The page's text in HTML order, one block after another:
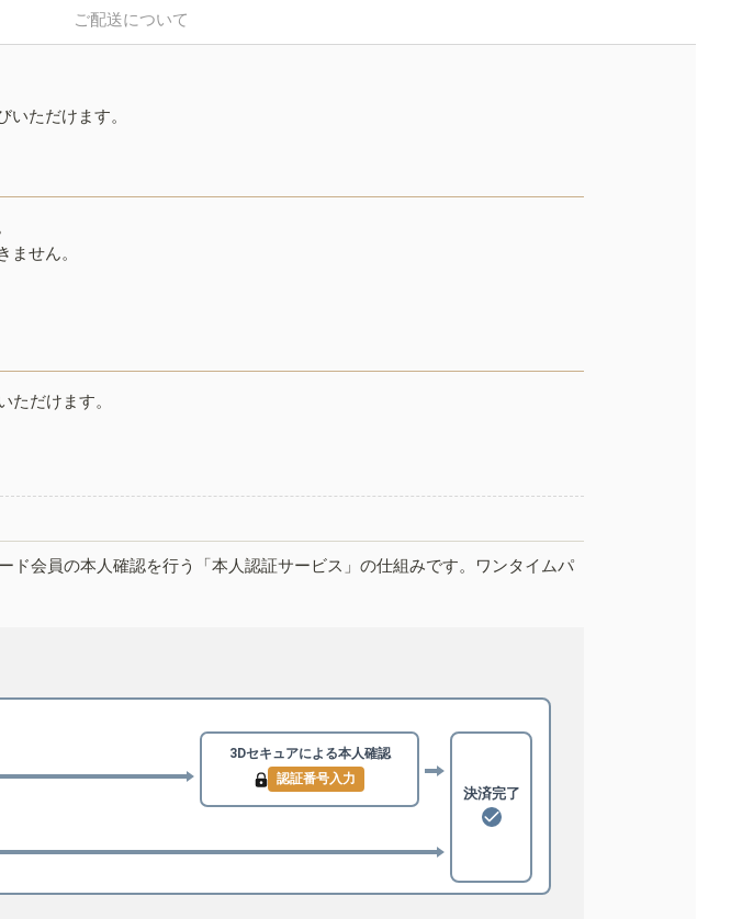
ご配送について
ただけます。
せん。
ただけます。
会員の本人確認を行う「本人認証サービス」の仕組みです。ワンタイムパ
3Dセキュアによる本人確認
認証番号入力
決済完了